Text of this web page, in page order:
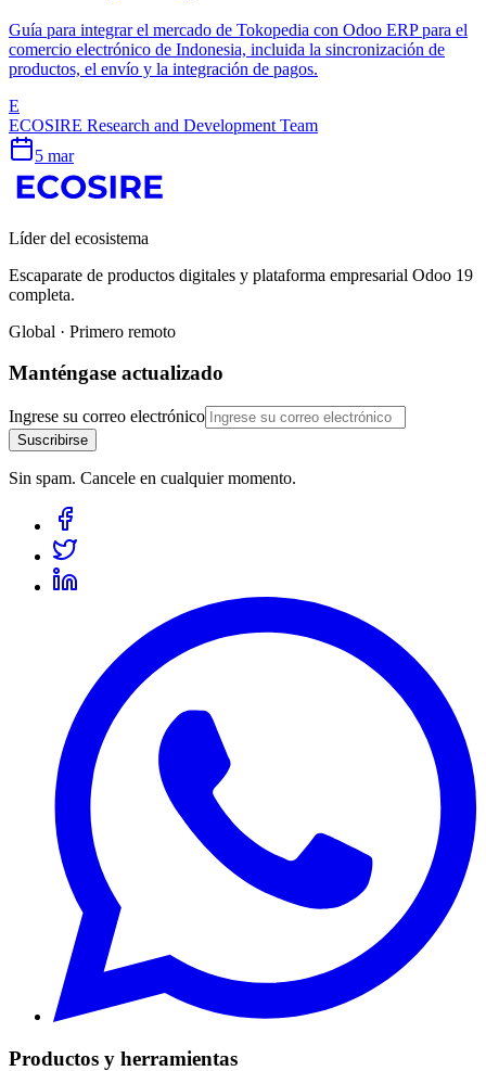
Guía para integrar el mercado de Tokopedia con Odoo ERP para el
comercio electrónico de Indonesia, incluida la sincronización de
productos, el envío y la integración de pagos.
E
ECOSIRE Research and Development Team
5 mar
Líder del ecosistema
Escaparate de productos digitales y plataforma empresarial Odoo 19
completa.
Global · Primero remoto
Manténgase actualizado
Ingrese su correo electrónico
Suscribirse
Sin spam. Cancele en cualquier momento.
Productos y herramientas